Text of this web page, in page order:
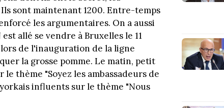
sont maintenant 1200. Entre-temps
les argumentaires. On a aussi
allé se vendre à Bruxelles le 11
de l'inauguration de la ligne
la grosse pomme. Le matin, petit
thème "Soyez les ambassadeurs de
influents sur le thème "Nous